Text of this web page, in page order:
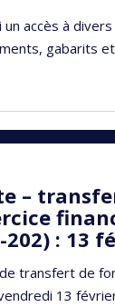
accès à
gabarits
–
202) : 13
transfert de
vendredi 13